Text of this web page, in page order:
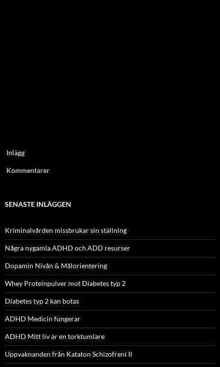
Inlägg
Kommentarer
SENASTE INLÄGGEN
Kriminalvården missbrukar sin ställning
Några nygamla ADHD och ADD resurser
Dopamin Nivån & Målorientering
Whey Proteinpulver mot Diabetes typ 2
Diabetes typ 2 kan botas
ADHD Medicin fungerar
ADHD Mitt liv är en torktumlare
Uppvaknanden från Kataton Schizofreni II